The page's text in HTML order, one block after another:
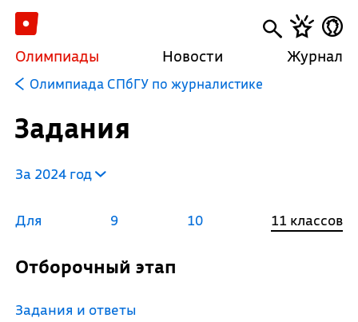
Олимпиады Новости Журнал
Олимпиада СПбГУ по журналистике
Задания
За 2024 год
Для 9 10 11 классов
Отборочный этап
Задания и ответы